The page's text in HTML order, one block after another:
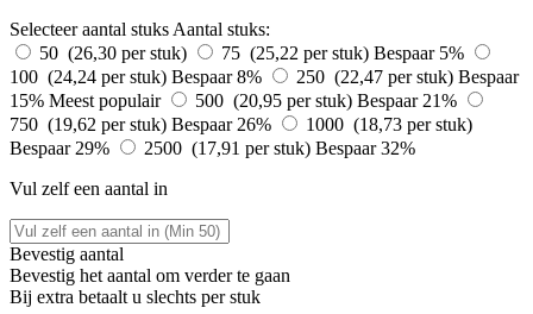
Selecteer aantal stuks Aantal stuks:
50 (26,30 per stuk)
75 (25,22 per stuk) Bespaar 5%
100 (24,24 per stuk) Bespaar 8% 250 (22,47 per stuk) Bespaar
15% Meest populair 500 (20,95 per stuk) Bespaar 21%
750 (19,62 per stuk) Bespaar 26%
1000 (18,73 per stuk)
Bespaar 29%
2500 (17,91 per stuk) Bespaar 32%
Vul zelf een aantal in
Bevestig aantal
Bevestig het aantal om verder te gaan
Bij extra betaalt u slechts per stuk